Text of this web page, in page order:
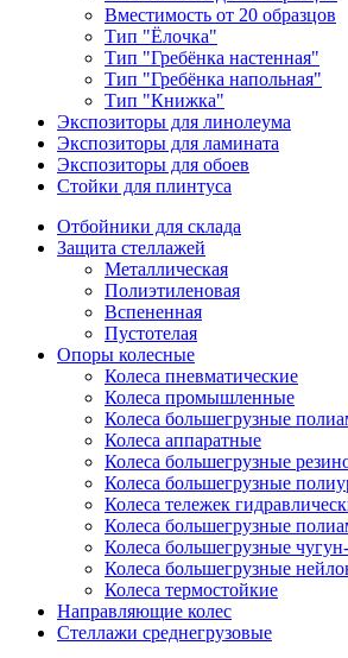
Вместимость от 20 образцов
Тип "Ёлочка"
Тип "Гребёнка настенная"
Тип "Гребёнка напольная"
Тип "Книжка"
Экспозиторы для линолеума
Экспозиторы для ламината
Экспозиторы для обоев
Стойки для плинтуса
Отбойники для склада
Защита стеллажей
Металлическая
Полиэтиленовая
Вспененная
Пустотелая
Опоры колесные
Колеса пневматические
Колеса промышленные
Колеса большегрузные
Колеса аппаратные
Колеса большегрузные
Колеса большегрузные
Колеса тележек
Колеса большегрузные
Колеса большегрузные
Колеса большегрузные
Колеса термостойкие
Направляющие колес
Стеллажи среднегрузовые